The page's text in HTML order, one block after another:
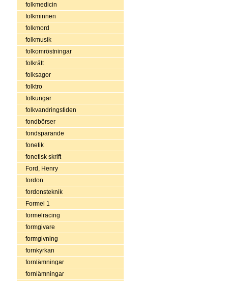
folkmedicin
folkminnen
folkmord
folkmusik
folkomröstningar
folkrätt
folksagor
folktro
folkungar
folkvandringstiden
fondbörser
fondsparande
fonetik
fonetisk skrift
Ford, Henry
fordon
fordonsteknik
Formel 1
formelracing
formgivare
formgivning
fornkyrkan
fornlämningar
fornlämningar